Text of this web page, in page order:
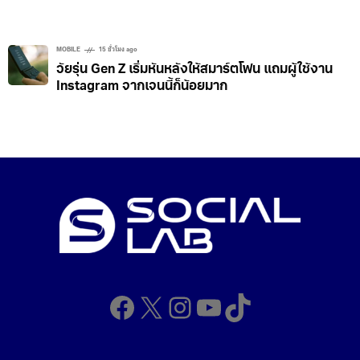
MOBILE 15 ชั่วโมง ago
วัยรุ่น Gen Z เริ่มหันหลังให้สมาร์ตโฟน แถมผู้ใช้งาน
Instagram จากเจนนี้ก็น้อยมาก
Facebook
X Instagram
YouTube
TikTok